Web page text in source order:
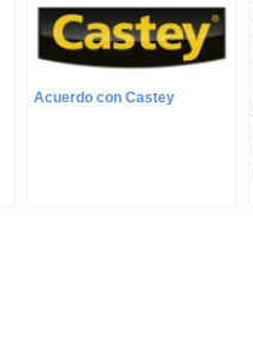
Acuerdo con Castey